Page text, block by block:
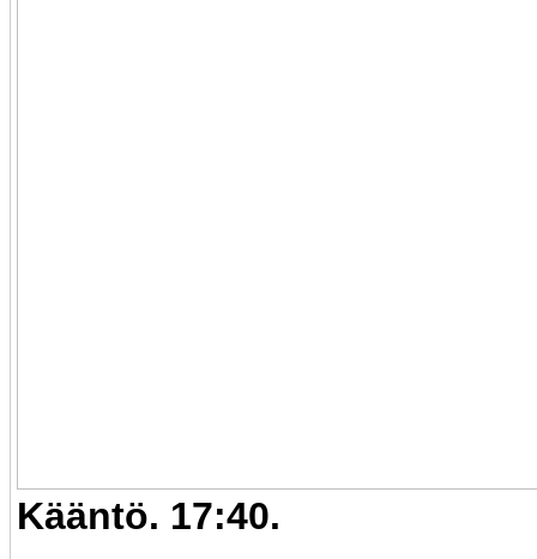
Kääntö. 17:40.